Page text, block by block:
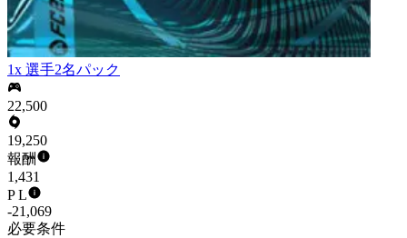
1x 選手2名パック
22,500
19,250
報酬
1,431
P L
-21,069
必要条件